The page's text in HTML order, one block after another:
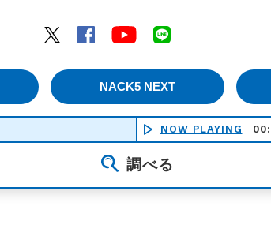
Twitter
Facebook YouTube
NACK5 NEXT
NOW PLAYING
ＵＫＩＹＯ－ＹＯ
調べる